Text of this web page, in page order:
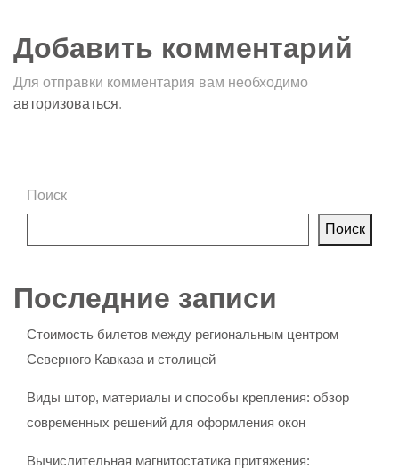
Добавить комментарий
Для отправки комментария вам необходимо
авторизоваться.
Поиск
Поиск
Последние записи
Стоимость билетов между региональным центром
Северного Кавказа и столицей
Виды штор, материалы и способы крепления: обзор
современных решений для оформления окон
Вычислительная магнитостатика притяжения: